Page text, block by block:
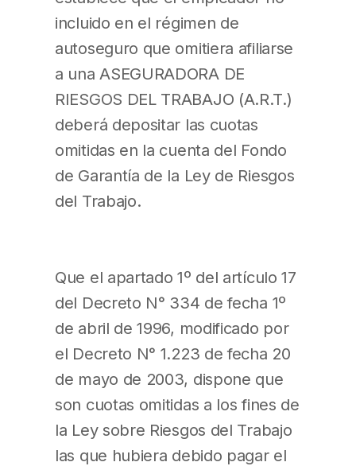
incluido en el régimen de
autoseguro que omitiera afiliarse
a una ASEGURADORA DE
RIESGOS DEL TRABAJO (A.R.T.)
deberá depositar las cuotas
omitidas en la cuenta del Fondo
de Garantía de la Ley de Riesgos
del Trabajo.
Que el apartado 1º del artículo 17
del Decreto N° 334 de fecha 1º
de abril de 1996, modificado por
el Decreto N° 1.223 de fecha 20
de mayo de 2003, dispone que
son cuotas omitidas a los fines de
la Ley sobre Riesgos del Trabajo
las que hubiera debido pagar el